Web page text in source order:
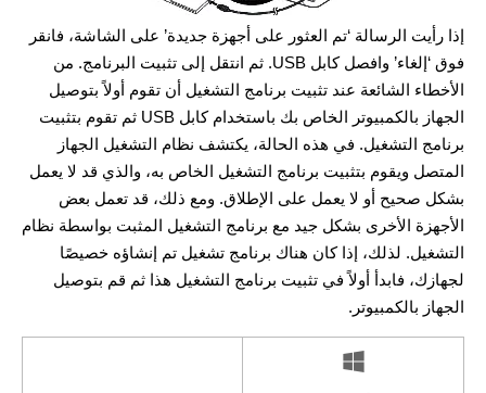
إذا رأيت الرسالة ‘تم العثور على أجهزة جديدة’ على الشاشة، فانقر
فوق ‘إلغاء’ وافصل كابل USB. ثم انتقل إلى تثبيت البرنامج. من
الأخطاء الشائعة عند تثبيت برنامج التشغيل أن تقوم أولاً بتوصيل
الجهاز بالكمبيوتر الخاص بك باستخدام كابل USB ثم تقوم بتثبيت
برنامج التشغيل. في هذه الحالة، يكتشف نظام التشغيل الجهاز
المتصل ويقوم بتثبيت برنامج التشغيل الخاص به، والذي قد لا يعمل
بشكل صحيح أو لا يعمل على الإطلاق. ومع ذلك، قد تعمل بعض
الأجهزة الأخرى بشكل جيد مع برنامج التشغيل المثبت بواسطة نظام
التشغيل. لذلك، إذا كان هناك برنامج تشغيل تم إنشاؤه خصيصًا
لجهازك، فابدأ أولاً في تثبيت برنامج التشغيل هذا ثم قم بتوصيل
الجهاز بالكمبيوتر.